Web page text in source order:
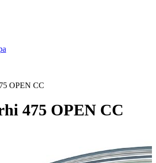
OPEN CC
475 OPEN CC